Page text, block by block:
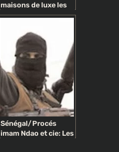
maisons de luxe les
plus jolies
célébrités (photos)
Sénégal/Procés
imam Ndao et cie: Les